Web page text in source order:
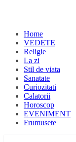
Home
VEDETE
Religie
La zi
Stil de viata
Sanatate
Curiozitati
Calatorii
Horoscop
EVENIMENT
Frumusete